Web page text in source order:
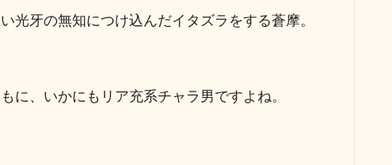
光牙の無知につけ込んだイタズラをする蒼摩。
に、いかにもリア充系チャラ男ですよね。